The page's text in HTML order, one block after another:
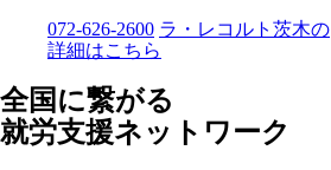
072-626-2600 ラ・レコルト茨木の
詳細はこちら
全国に繋がる
就労支援ネットワーク